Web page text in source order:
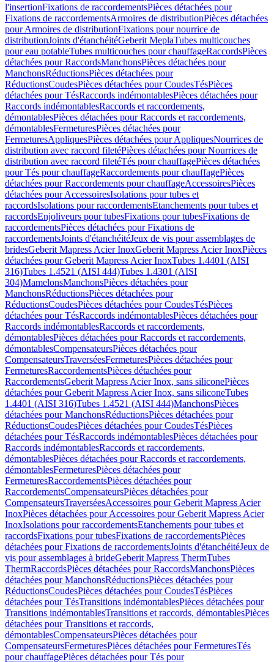
l'insertionFixations de raccordementsPièces détachées pour
Fixations de raccordementsArmoires de distributionPièces détachées
pour Armoires de distributionFixations pour nourrice de
distributionJoints d'étanchéitéGeberit MeplaTubes multicouches
pour eau potableTubes multicouches pour chauffageRaccordsPièces
détachées pour RaccordsManchonsPièces détachées pour
ManchonsRéductionsPièces détachées pour
RéductionsCoudesPièces détachées pour CoudesTésPièces
détachées pour TésRaccords indémontablesPièces détachées pour
Raccords indémontablesRaccords et raccordements,
démontablesPièces détachées pour Raccords et raccordements,
démontablesFermeturesPièces détachées pour
FermeturesAppliquesPièces détachées pour AppliquesNourrices de
distribution avec raccord filetéPièces détachées pour Nourrices de
distribution avec raccord filetéTés pour chauffagePièces détachées
pour Tés pour chauffageRaccordements pour chauffagePièces
détachées pour Raccordements pour chauffageAccessoiresPièces
détachées pour AccessoiresIsolations pour tubes et
raccordsIsolations pour raccordementsEtanchements pour tubes et
raccordsEnjoliveurs pour tubesFixations pour tubesFixations de
raccordementsPièces détachées pour Fixations de
raccordementsJoints d'étanchéitéJeux de vis pour assemblages de
bridesGeberit Mapress Acier InoxGeberit Mapress Acier InoxPièces
détachées pour Geberit Mapress Acier InoxTubes 1.4401 (AISI
316)Tubes 1.4521 (AISI 444)Tubes 1.4301 (AISI
304)MamelonsManchonsPièces détachées pour
ManchonsRéductionsPièces détachées pour
RéductionsCoudesPièces détachées pour CoudesTésPièces
détachées pour TésRaccords indémontablesPièces détachées pour
Raccords indémontablesRaccords et raccordements,
démontablesPièces détachées pour Raccords et raccordements,
démontablesCompensateursPièces détachées pour
CompensateursTraverséesFermeturesPièces détachées pour
FermeturesRaccordementsPièces détachées pour
RaccordementsGeberit Mapress Acier Inox, sans siliconePièces
détachées pour Geberit Mapress Acier Inox, sans siliconeTubes
1.4401 (AISI 316)Tubes 1.4521 (AISI 444)ManchonsPièces
détachées pour ManchonsRéductionsPièces détachées pour
RéductionsCoudesPièces détachées pour CoudesTésPièces
détachées pour TésRaccords indémontablesPièces détachées pour
Raccords indémontablesRaccords et raccordements,
démontablesPièces détachées pour Raccords et raccordements,
démontablesFermeturesPièces détachées pour
FermeturesRaccordementsPièces détachées pour
RaccordementsCompensateursPièces détachées pour
CompensateursTraverséesAccessoires pour Geberit Mapress Acier
InoxPièces détachées pour Accessoires pour Geberit Mapress Acier
InoxIsolations pour raccordementsEtanchements pour tubes et
raccordsFixations pour tubesFixations de raccordementsPièces
détachées pour Fixations de raccordementsJoints d'étanchéitéJeux de
vis pour assemblages à brideGeberit Mapress ThermTubes
ThermRaccordsPièces détachées pour RaccordsManchonsPièces
détachées pour ManchonsRéductionsPièces détachées pour
RéductionsCoudesPièces détachées pour CoudesTésPièces
détachées pour TésTransitions indémontablesPièces détachées pour
Transitions indémontablesTransitions et raccords, démontablesPièces
détachées pour Transitions et raccords,
démontablesCompensateursPièces détachées pour
CompensateursFermeturesPièces détachées pour FermeturesTés
pour chauffagePièces détachées pour Tés pour